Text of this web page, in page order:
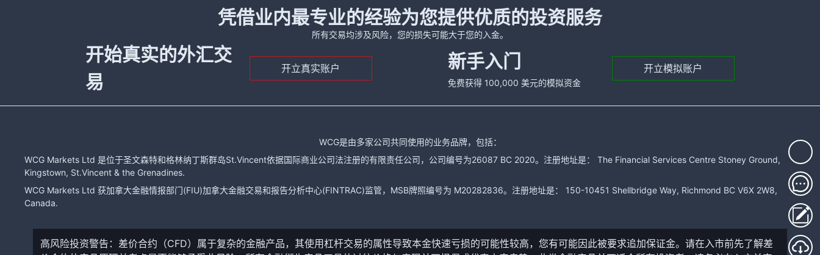
凭借业内最专业的经验为您提供优质的投资服务
所有交易均涉及风险，您的损失可能大于您的入金。
开始真实的外汇交
易
开立真实账户 新手入门
免费获得 100,000 美元的模拟资金
开立模拟账户
WCG是由多家公司共同使用的业务品牌，包括：
WCG Markets Ltd 是位于圣文森特和格林纳丁斯群岛St.Vincent依据国际商业公司法注册的有限责任公司，公司编号为26087 BC 2020。注册地址是： The Financial Services Centre Stoney Ground,
Kingstown, St.Vincent & the Grenadines.
WCG Markets Ltd 获加拿大金融情报部门(FIU)加拿大金融交易和报告分析中心(FINTRAC)监管，MSB牌照编号为 M20282836。注册地址是： 150-10451 Shellbridge Way, Richmond BC V6X 2W8,
Canada.
高风险投资警告：差价合约（CFD）属于复杂的金融产品，其使用杠杆交易的属性导致本金快速亏损的可能性较高，您有可能因此被要求追加保证金。请在入市前先了解差